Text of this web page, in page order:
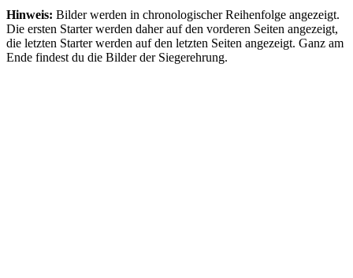
Hinweis: Bilder werden in chronologischer Reihenfolge angezeigt.
Die ersten Starter werden daher auf den vorderen Seiten angezeigt,
die letzten Starter werden auf den letzten Seiten angezeigt. Ganz am
Ende findest du die Bilder der Siegerehrung.